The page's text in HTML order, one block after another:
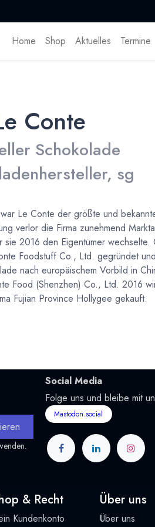
Home Shop Aktuelles Termine
Conte
Schokolade
sg
Le Conte der größte und
verlor die Firma zunehmend
sie 2016 den Eigentümer
Foodstuff Co., Ltd. gegründet
nach europäischem Vorbild in
Food (Shenzhen) Co., Ltd. 2016
Fujian Province Hollygee gekauft.
Social Media
Folge uns und bleibe mit
Mastodon.social
& Recht
Kundenkonto
Über uns
Über uns